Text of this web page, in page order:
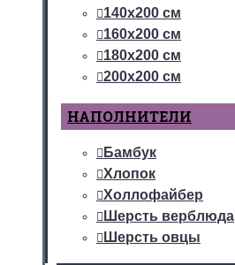
140х200 см
160х200 см
180х200 см
200х200 см
НАПОЛНИТЕЛИ
Бамбук
Хлопок
Холлофайбер
Шерсть верблюда
Шерсть овцы